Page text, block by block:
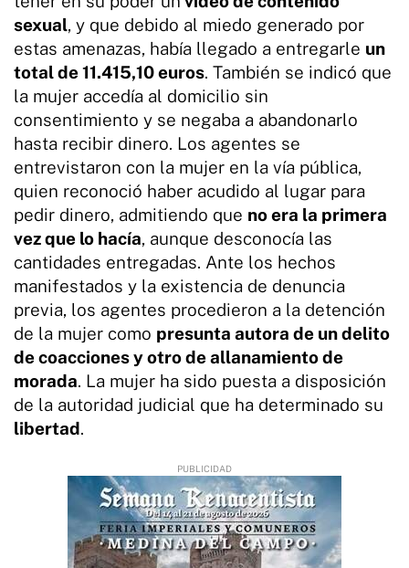
sexual, y que debido al miedo generado por
estas amenazas, había llegado a entregarle un
total de 11.415,10 euros. También se indicó que
la mujer accedía al domicilio sin
consentimiento y se negaba a abandonarlo
hasta recibir dinero. Los agentes se
entrevistaron con la mujer en la vía pública,
quien reconoció haber acudido al lugar para
pedir dinero, admitiendo que no era la primera
vez que lo hacía, aunque desconocía las
cantidades entregadas. Ante los hechos
manifestados y la existencia de denuncia
previa, los agentes procedieron a la detención
de la mujer como presunta autora de un delito
de coacciones y otro de allanamiento de
morada. La mujer ha sido puesta a disposición
de la autoridad judicial que ha determinado su
libertad.